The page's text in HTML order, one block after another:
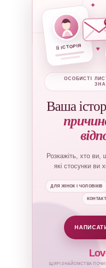
ЇЇ ІСТОРІЯ
✦
♥
ОСОБИСТІ
Ваша
Розкажіть, хто
які стосунки ви
ДЛЯ ЖІНОК І ЧОЛОВІКІВ
ЩИРІ ЗНАЙОМСТВА